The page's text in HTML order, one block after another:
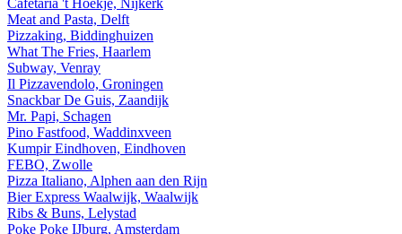
Meat and Pasta, Delft
Pizzaking, Biddinghuizen
What The Fries, Haarlem
Subway, Venray
Il Pizzavendolo, Groningen
Snackbar De Guis, Zaandijk
Mr. Papi, Schagen
Pino Fastfood, Waddinxveen
Kumpir Eindhoven, Eindhoven
FEBO, Zwolle
Pizza Italiano, Alphen aan den Rijn
Bier Express Waalwijk, Waalwijk
Ribs & Buns, Lelystad
Poke Poke IJburg, Amsterdam